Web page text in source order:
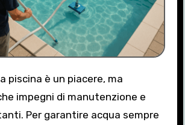
impegni di manutenzione e
Per garantire acqua sempre